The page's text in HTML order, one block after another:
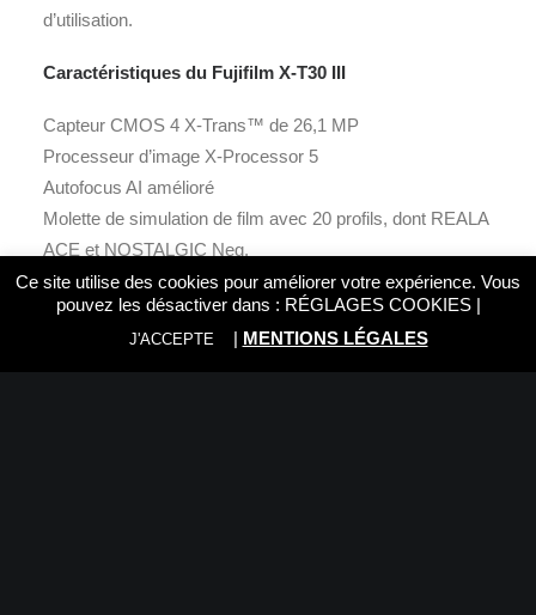
d’utilisation.
Caractéristiques du Fujifilm X-T30 III
Capteur CMOS 4 X-Trans™ de 26,1 MP
Processeur d’image X-Processor 5
Autofocus AI amélioré
Molette de simulation de film avec 20 profils, dont REALA
ACE et NOSTALGIC Neg.
Vidéo 6,2K/30P 10 bits 4:2:2, 4K/60P et Full HD 240P au
ralenti
Stabilisation d’image numérique pour des
enregistrements vidéo fluides
Ce site utilise des cookies pour améliorer votre expérience. Vous
pouvez les désactiver dans : RÉGLAGES COOKIES|
J'ACCEPTE | MENTIONS LÉGALES